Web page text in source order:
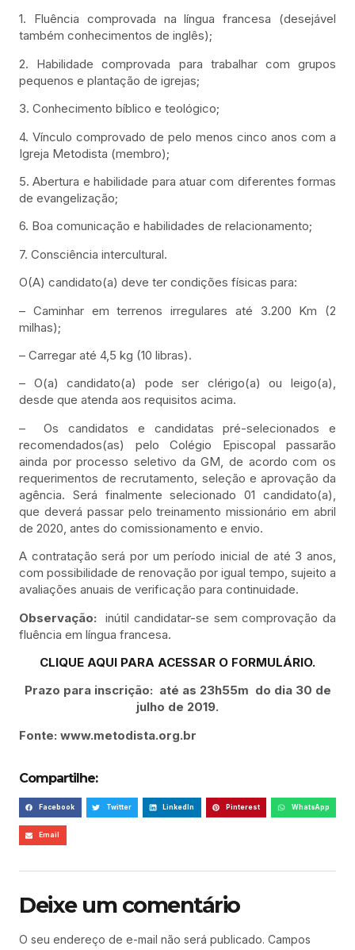
1. Fluência comprovada na língua francesa (desejável
também conhecimentos de inglês);
2. Habilidade comprovada para trabalhar com grupos
pequenos e plantação de igrejas;
3. Conhecimento bíblico e teológico;
4. Vínculo comprovado de pelo menos cinco anos com a
Igreja Metodista (membro);
5. Abertura e habilidade para atuar com diferentes formas
de evangelização;
6. Boa comunicação e habilidades de relacionamento;
7. Consciência intercultural.
O(A) candidato(a) deve ter condições físicas para:
– Caminhar em terrenos irregulares até 3.200 Km (2
milhas);
– Carregar até 4,5 kg (10 libras).
– O(a) candidato(a) pode ser clérigo(a) ou leigo(a),
desde que atenda aos requisitos acima.
– Os candidatos e candidatas pré-selecionados e
recomendados(as) pelo Colégio Episcopal passarão
ainda por processo seletivo da GM, de acordo com os
requerimentos de recrutamento, seleção e aprovação da
agência. Será finalmente selecionado 01 candidato(a),
que deverá passar pelo treinamento missionário em abril
de 2020, antes do comissionamento e envio.
A contratação será por um período inicial de até 3 anos,
com possibilidade de renovação por igual tempo, sujeito a
avaliações anuais de verificação para continuidade.
Observação:inútil candidatar-se sem comprovação da
fluência em língua francesa.
CLIQUE AQUI PARA ACESSAR O FORMULÁRIO.
Prazo para inscrição: até as 23h55m do dia 30 de
julho de 2019.
Fonte: www.metodista.org.br
Compartilhe:
Facebook Twitter LinkedIn Pinterest WhatsApp
Email
Deixe um comentário
O seu endereço de e-mail não será publicado. Campos